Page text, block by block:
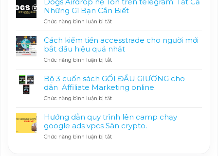
Mãi
0
Phí
Hơn
100
Spot
Futures
Miễn
Những Gì Bạn Cần Biết
Chức năng bình luận bị tắtở
Airdrop
hệ
Ton
trên
Tất
Những
Gì
Cần
Biết
Cách kiếm tiền accesstrade cho người mới
bắt đầu hiệu quả nhất
Chức năng bình luận bị tắtở
kiếm
tiền
accesstrade
cho
mới
bắt
đầu
hiệu
Bộ 3 cuốn sách GỐI ĐẦU GIƯỜNG cho
dân Affiliate Marketing online.
Chức năng bình luận bị tắtở
cuốn
sách
GỐI
Hướng dẫn quy trình lên camp chạy
google ads vpcs Sàn crypto.
Chức năng bình luận bị tắtở